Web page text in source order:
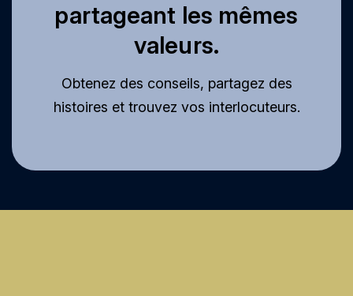
partageant les mêmes
valeurs.
Obtenez des conseils, partagez des
histoires et trouvez vos interlocuteurs.